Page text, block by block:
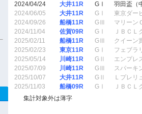
2024/04/24
大井11R GⅠ
羽田盃（
2024/06/05
大井11R GⅠ
東京ダー
2024/09/26
船橋11R GⅢ
マリーン
2024/11/04
佐賀09R GⅠ
ＪＢＣＬ
2025/02/11
船橋11R GⅢ
クイーン
2025/02/23
東京11R GⅠ
フェブラ
2025/05/14
川崎11R GⅡ
エンプレ
2025/07/09
川崎11R GⅢ
スパーキ
2025/10/07
大井11R GⅡ
Ｌプレリ
2025/11/03
船橋09R GⅠ
ＪＢＣＬ
集計対象外は薄字